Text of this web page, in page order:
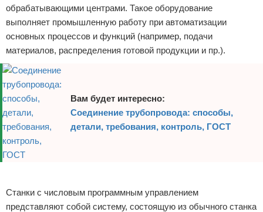
обрабатывающими центрами. Такое оборудование
выполняет промышленную работу при автоматизации
основных процессов и функций (например, подачи
материалов, распределения готовой продукции и пр.).
Вам будет интересно:
Соединение трубопровода: способы,
детали, требования, контроль, ГОСТ
Станки с числовым программным управлением
представляют собой систему, состоящую из обычного станка